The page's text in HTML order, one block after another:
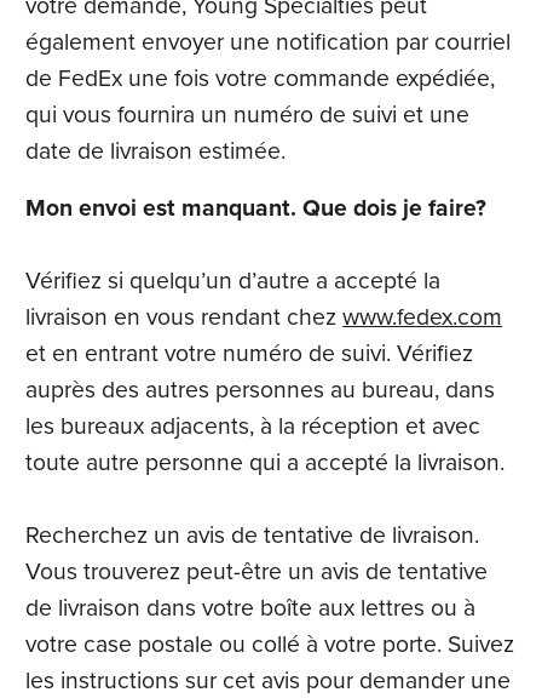
également envoyer une notification par courriel
de FedEx une fois votre commande expédiée,
qui vous fournira un numéro de suivi et une
date de livraison estimée.
Mon envoi est manquant. Que dois je faire?
Vérifiez si quelqu’un d’autre a accepté la
livraison en vous rendant chezwww.fedex.com
et en entrant votre numéro de suivi. Vérifiez
auprès des autres personnes au bureau, dans
les bureaux adjacents, à la réception et avec
toute autre personne qui a accepté la livraison.
Recherchez un avis de tentative de livraison.
Vous trouverez peut-être un avis de tentative
de livraison dans votre boîte aux lettres ou à
votre case postale ou collé à votre porte. Suivez
les instructions sur cet avis pour demander une